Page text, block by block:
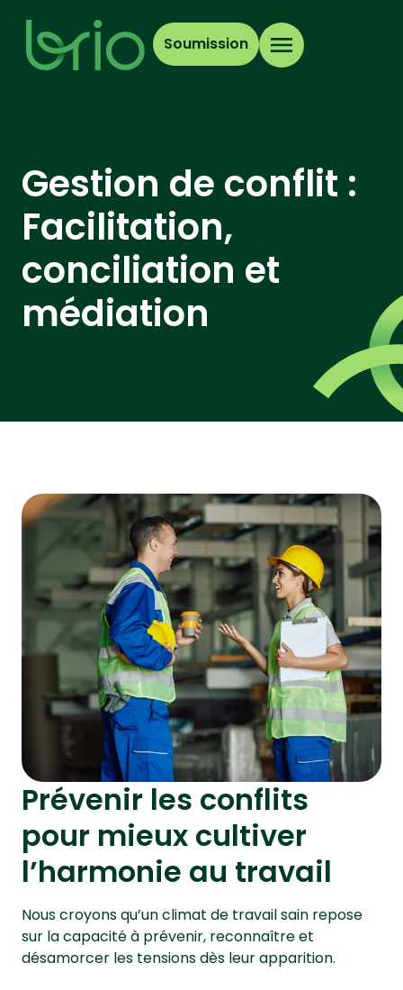
Soumission
Gestion de conflit :
Facilitation,
conciliation et
médiation
Prévenir les conflits
pour mieux cultiver
l’harmonie au travail
Nous croyons qu’un climat de travail sain repose
sur la capacité à prévenir, reconnaître et
désamorcer les tensions dès leur apparition.